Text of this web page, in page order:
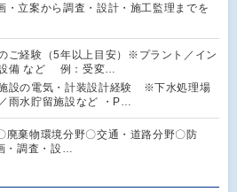
・立案から調査・設計・施工監理までを
ご経験（5年以上目安）※プラント／イン
設備 など 例：受変…
施設の電気・計装設計経験 ※下水処理場
雨水貯留施設など ・P…
廃棄物環境分野〇交通・道路分野〇防
・調査・設…